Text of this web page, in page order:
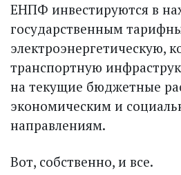
ЕНПФ инвестируются в
государственным
электроэнергетическую,
транспортную
на текущие бюджетные
экономическим и
направлениям.
Вот, собственно, и все.